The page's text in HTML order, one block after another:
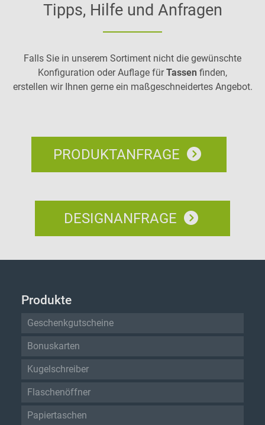
Tipps, Hilfe und Anfragen
Falls Sie in unserem Sortiment nicht die gewünschte
Konfiguration oder Auflage fürTassen finden,
erstellen wir Ihnen gerne ein maßgeschneidertes Angebot.
PRODUKTANFRAGE
DESIGNANFRAGE
Produkte
Geschenkgutscheine
Bonuskarten
Kugelschreiber
Flaschenöffner
Papiertaschen